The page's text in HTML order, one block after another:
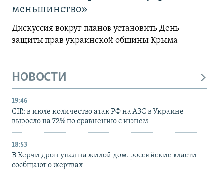
меньшинство»
Дискуссия вокруг планов установить День
защиты прав украинской общины Крыма
НОВОСТИ
19:46
CIR: в июле количество атак РФ на АЗС в Украине
выросло на 72% по сравнению с июнем
18:53
В Керчи дрон упал на жилой дом: российские власти
сообщают о жертвах